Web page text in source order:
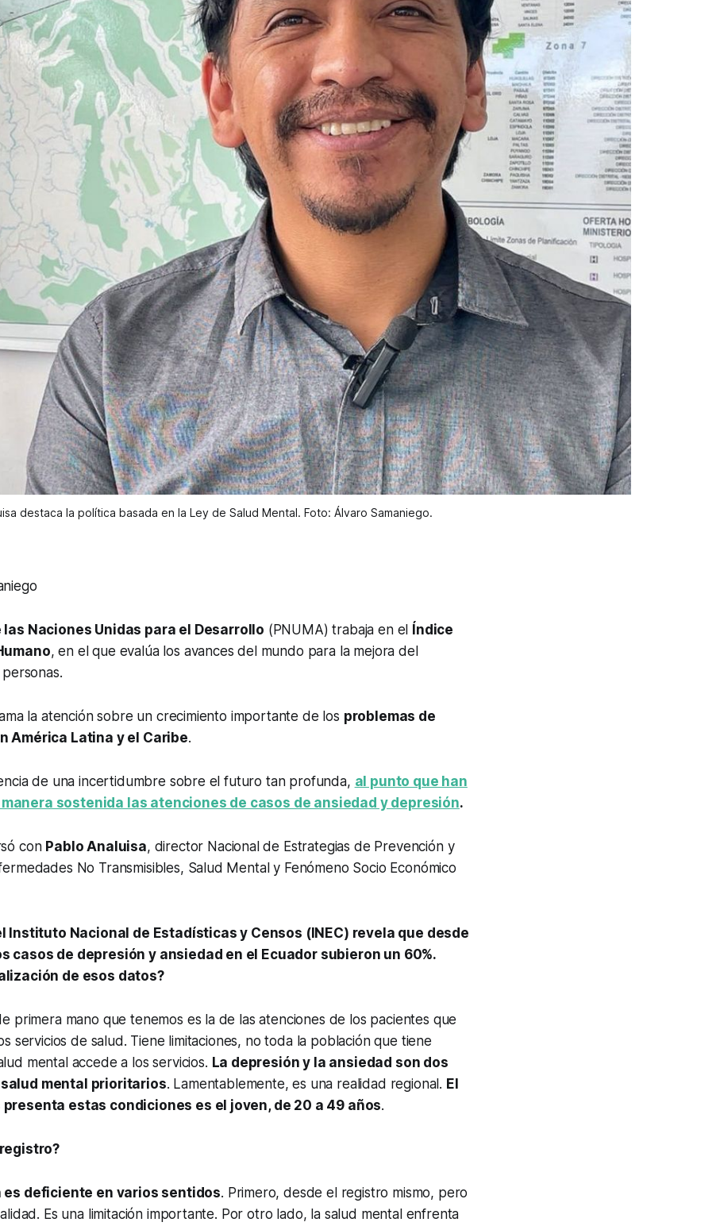
destaca la política basada en la Ley de Salud Mental. Foto: Álvaro Samaniego.
las Naciones Unidas para el Desarrollo (PNUMA) trabaja en el
Índice
, en el que evalúa los avances del mundo para la mejora del
la atención sobre un crecimiento importante de los problemas de
América Latina y el Caribe.
de una incertidumbre sobre el futuro tan profunda, al punto que han
sostenida las atenciones de casos de ansiedad y depresión.
con Pablo Analuisa, director Nacional de Estrategias de Prevención y
No Transmisibles, Salud Mental y Fenómeno Socio Económico
Instituto Nacional de Estadísticas y Censos (INEC) revela que desde
casos de depresión y ansiedad en el Ecuador subieron un 60%.
de esos datos?
primera mano que tenemos es la de las atenciones de los pacientes que
servicios de salud. Tiene limitaciones, no toda la población que tiene
mental accede a los servicios. La depresión y la ansiedad son dos
mental prioritarios. Lamentablemente, es una realidad regional. El
presenta estas condiciones es el joven, de 20 a 49 años.
es deficiente en varios sentidos. Primero, desde el registro mismo, pero
Es una limitación importante. Por otro lado, la salud mental enfrenta